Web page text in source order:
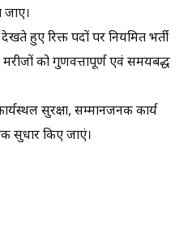
जाए।
हुए रिक्त पदों पर नियमित भर्ती
मरीजों को गुणवत्तापूर्ण एवं समयबद्ध
सुरक्षा, सम्मानजनक कार्य
सुधार किए जाएं।